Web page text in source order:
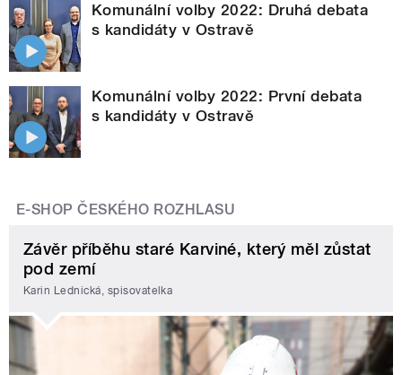
Komunální volby 2022: Druhá debata
s kandidáty v Ostravě
Komunální volby 2022: První debata
s kandidáty v Ostravě
E-SHOP ČESKÉHO ROZHLASU
Závěr příběhu staré Karviné, který měl zůstat
pod zemí
Karin Lednická, spisovatelka